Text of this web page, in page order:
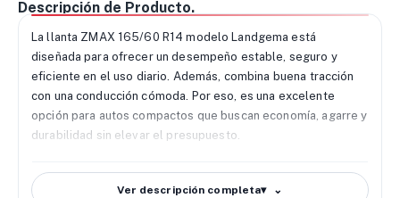
Descripción de Producto.
La llanta ZMAX 165/60 R14 modelo Landgema está
diseñada para ofrecer un desempeño estable, seguro y
eficiente en el uso diario. Además, combina buena tracción
con una conducción cómoda. Por eso, es una excelente
opción para autos compactos que buscan economía, agarre y
durabilidad sin elevar el presupuesto.
El modelo Landgema incorpora un patrón de banda
Ver descripción completa▾